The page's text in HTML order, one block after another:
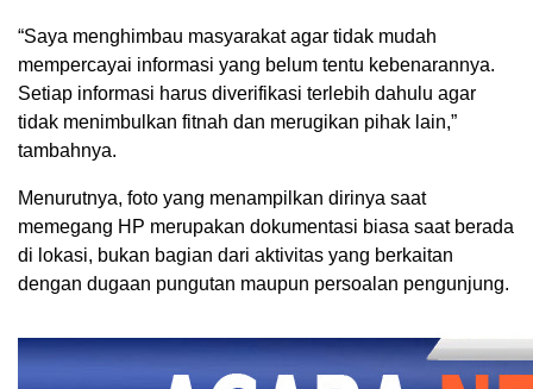
“Saya menghimbau masyarakat agar tidak mudah
mempercayai informasi yang belum tentu kebenarannya.
Setiap informasi harus diverifikasi terlebih dahulu agar
tidak menimbulkan fitnah dan merugikan pihak lain,”
tambahnya.
Menurutnya, foto yang menampilkan dirinya saat
memegang HP merupakan dokumentasi biasa saat berada
di lokasi, bukan bagian dari aktivitas yang berkaitan
dengan dugaan pungutan maupun persoalan pengunjung.